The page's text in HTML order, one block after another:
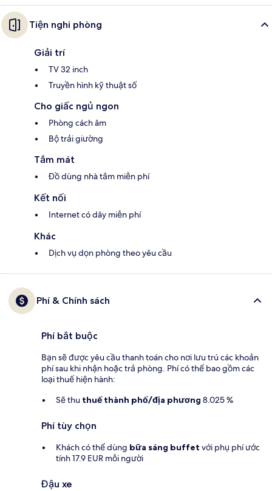
Tiện nghi phòng
Giải trí
TV 32 inch
Truyền hình kỹ thuật số
Cho giấc ngủ ngon
Phòng cách âm
Bộ trải giường
Tắm mát
Đồ dùng nhà tắm miễn phí
Kết nối
Internet có dây miễn phí
Khác
Dịch vụ dọn phòng theo yêu cầu
Phí & Chính sách
Phí bắt buộc
Bạn sẽ được yêu cầu thanh toán cho nơi lưu trú các khoản
phí sau khi nhận hoặc trả phòng. Phí có thể bao gồm các
loại thuế hiện hành:
Sẽ thu thuế thành phố/địa phương 8.025 %
Phí tùy chọn
Khách có thể dùng bữa sáng buffet với phụ phí ước
tính 17.9 EUR mỗi người
Đậu xe